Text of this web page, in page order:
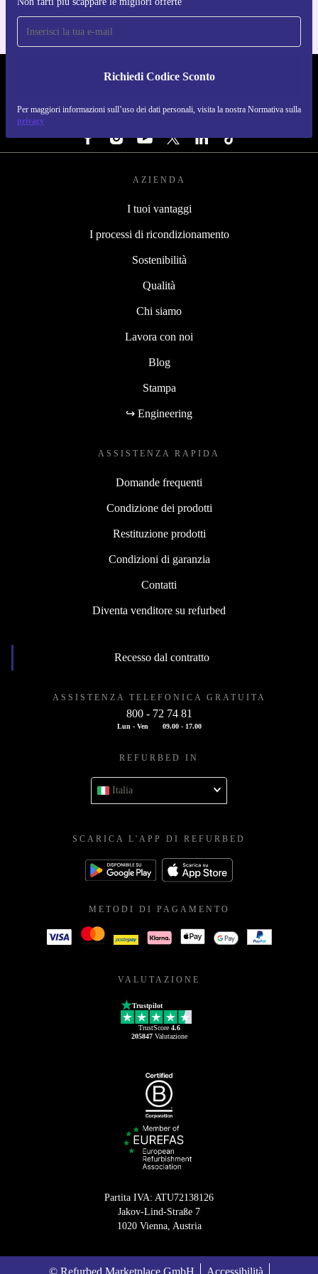
Richiedi Codice Sconto
Per maggiori informazioni sull’uso dei dati personali, visita la nostra Normativa sulla
privacy
REFURBED ITALIA - RETHINK NEW.
SEGUICI SU
AZIENDA
I tuoi vantaggi
I processi di ricondizionamento
Sostenibilità
Qualità
Chi siamo
Lavora con noi
Blog
Stampa
↪ Engineering
ASSISTENZA RAPIDA
Domande frequenti
Condizione dei prodotti
Restituzione prodotti
Condizioni di garanzia
Contatti
Diventa venditore su refurbed
Recesso dal contratto
ASSISTENZA TELEFONICA GRATUITA
800 - 72 74 81
Lun - Ven 09.00 - 17.00
REFURBED IN
Italia
SCARICA L'APP DI REFURBED
METODI DI PAGAMENTO
VALUTAZIONE
Trustpilot
TrustScore 4.6
205847Valutazione
Partita IVA: ATU72138126
Jakov-Lind-Straße 7
1020 Vienna, Austria
© Refurbed Marketplace GmbH Accessibilità